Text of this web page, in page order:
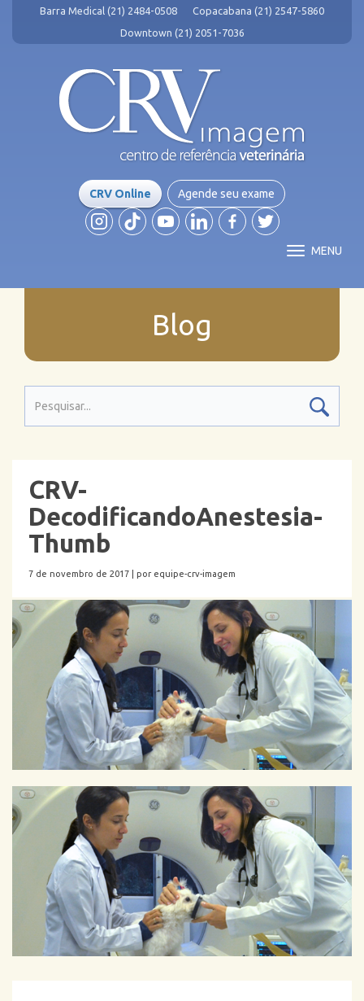
Barra Medical (21) 2484-0508
Copacabana (21) 2547-5860
Downtown (21) 2051-7036
CRV Online Agende seu exame
MENU
Blog
CRV-
DecodificandoAnestesia-
Thumb
7 de novembro de 2017 | por equipe-crv-imagem